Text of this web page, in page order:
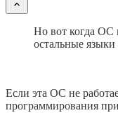
Но вот когда ОС
остальные
Если эта ОС не
программирования